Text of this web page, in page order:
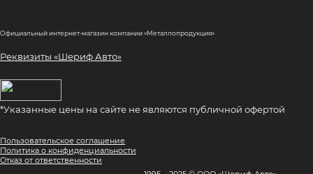
Официальный интернет-магазин компании «Металлопродукция»
Реквизиты «Шериф Авто»
*Указанные цены на сайте не являются публичной офертой
Пользовательское соглашение
Политика о конфиденциальности
Отказ от ответственности